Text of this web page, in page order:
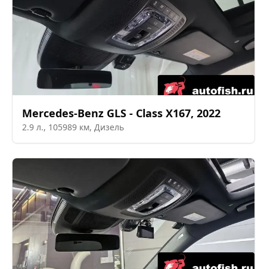
Mercedes-Benz GLS - Class X167, 2022
2.9 л., 105989 км, Дизель